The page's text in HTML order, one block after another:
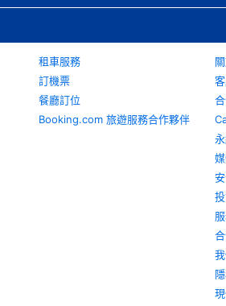
租車服務
訂機票
餐廳訂位
Booking.com 旅遊服務合作夥伴